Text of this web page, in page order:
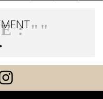
: " "